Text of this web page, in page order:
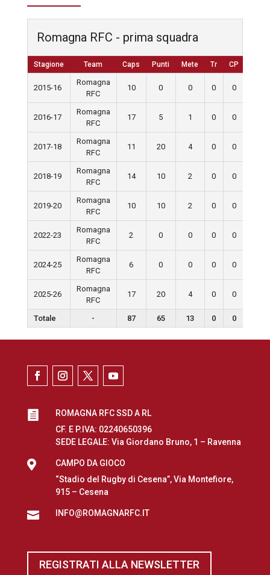
Romagna RFC - prima squadra
Stagione Team Caps Punti Mete Tr CP
2015-16
Romagna
RFC
10 0 0 0 0
2016-17
Romagna
RFC
17 5 1 0 0
2017-18
Romagna
RFC
11 20 4 0 0
2018-19
Romagna
RFC
14 10 2 0 0
2019-20
Romagna
RFC
10 10 2 0 0
2022-23
Romagna
RFC
2 0 0 0 0
2024-25
Romagna
RFC
6 0 0 0 0
2025-26
Romagna
RFC
17 20 4 0 0
Totale - 87 65 13 0 0

ROMAGNA RFC SSD A RL
CF. E P.IVA: 02240650396
SEDE LEGALE: Via Giordano Bruno, 1 – Ravenna

CAMPO DA GIOCO
“Stadio del Rugby di Cesena”, Via Montefiore,
915 – Cesena
 INFO@ROMAGNARFC.IT
REGISTRATI ALLA NEWSLETTER